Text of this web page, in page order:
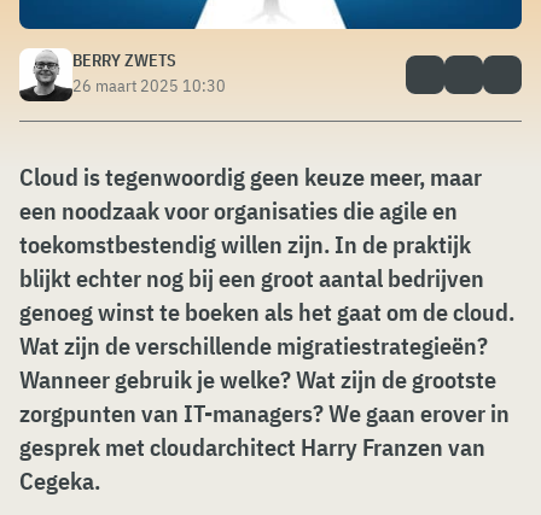
BERRY ZWETS
26 maart 2025 10:30
Cloud is tegenwoordig geen keuze meer, maar
een noodzaak voor organisaties die agile en
toekomstbestendig willen zijn. In de praktijk
blijkt echter nog bij een groot aantal bedrijven
genoeg winst te boeken als het gaat om de cloud.
Wat zijn de verschillende migratiestrategieën?
Wanneer gebruik je welke? Wat zijn de grootste
zorgpunten van IT-managers? We gaan erover in
gesprek met cloudarchitect Harry Franzen van
Cegeka.